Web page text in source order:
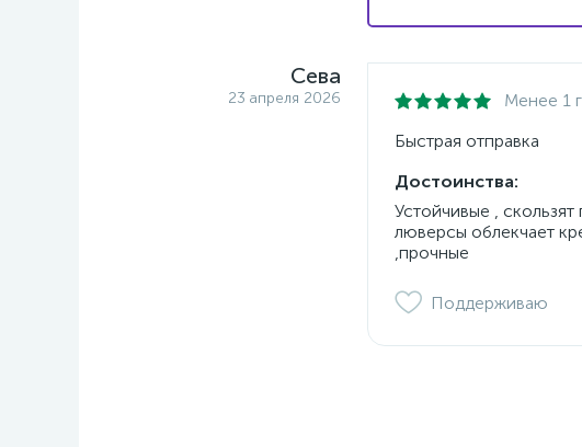
Сева
23 апреля 2026 Менее 1
Быстрая отправка
Достоинства:
Устойчивые , скользят
люверсы облекчает
,прочные
Поддерживаю